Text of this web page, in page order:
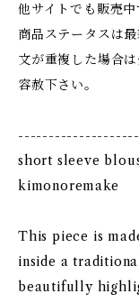
他サイトでも販売中
商品ステータスは
文が重複した場合
容赦下さい。
short sleeve
kimonoremake
This piece is
inside a
beautifully